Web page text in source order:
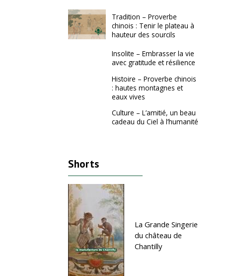
Tradition – Proverbe
chinois : Tenir le plateau à
hauteur des sourcils
Insolite – Embrasser la vie
avec gratitude et résilience
Histoire – Proverbe chinois
: hautes montagnes et
eaux vives
Culture – L’amitié, un beau
cadeau du Ciel à l’humanité
Shorts
La Grande Singerie
du château de
Chantilly